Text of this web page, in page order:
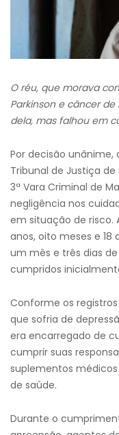
O réu, que morava
Parkinson e câncer
dela, mas falhou em
Por decisão unânime,
Tribunal de Justiça
3ª Vara Criminal de
negligência nos
em situação de risco.
anos, oito meses e 18
um mês e três dias
cumpridos
Conforme os
que sofria de
era encarregado de
cumprir suas
suplementos
de saúde.
Durante o